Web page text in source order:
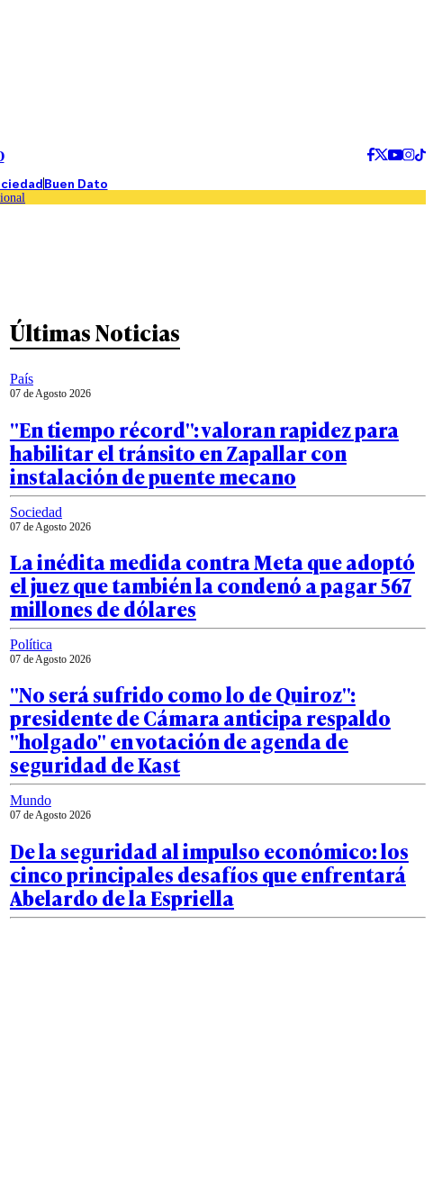
Buen Dato
Últimas Noticias
País
07 de Agosto 2026
"En tiempo récord": valoran rapidez para
habilitar el tránsito en Zapallar con
instalación de puente mecano
Sociedad
07 de Agosto 2026
La inédita medida contra Meta que adoptó
el juez que también la condenó a pagar 567
millones de dólares
Política
07 de Agosto 2026
"No será sufrido como lo de Quiroz":
presidente de Cámara anticipa respaldo
"holgado" en votación de agenda de
seguridad de Kast
Mundo
07 de Agosto 2026
De la seguridad al impulso económico: los
cinco principales desafíos que enfrentará
Abelardo de la Espriella